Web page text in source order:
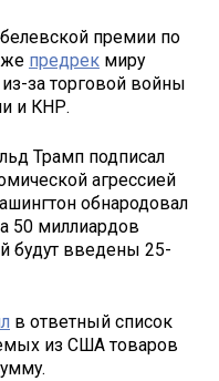
премии по
предрек миру
за торговой войны
и КНР.
Трамп подписал
агрессией
обнародовал
50 миллиардов
будут введены 25-
в ответный список
из США товаров